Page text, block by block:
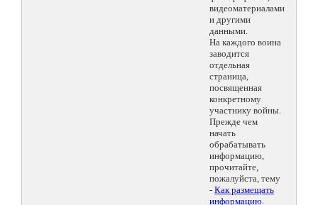
видеоматериалами
и другими
данными.
На каждого воина
заводится
отдельная
страница,
посвященная
конкретному
участнику войны.
Прежде чем
начать
обрабатывать
информацию,
прочитайте,
пожалуйста, тему
- Как размещать
информацию.